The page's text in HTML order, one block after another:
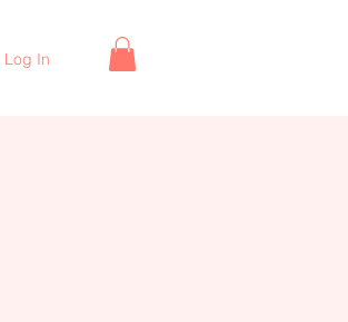
Log In